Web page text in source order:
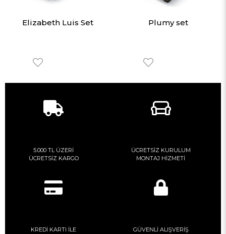
Elizabeth Luis Set Plumy set
5.000 TL ÜZERİ
ÜCRETSİZ KARGO
ÜCRETSİZ KURULUM
MONTAJ HİZMETİ
KREDİ KARTI İLE
GÜVENLİ ALIŞVERİŞ